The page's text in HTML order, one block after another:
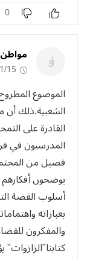
0
مواطن
12:00
الموضوع
الشعبية.ذلك أن
القادرة على
المدرسيون في
فصيل من المجتمع
يوضحون
أسلوب القصة
بعباراته
والمفكرون
كتابنا"الزازوات"